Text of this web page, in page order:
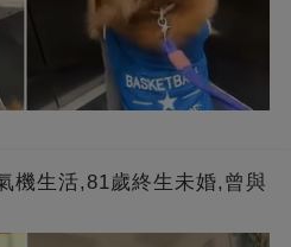
機生活,81歲終生未婚,曾與